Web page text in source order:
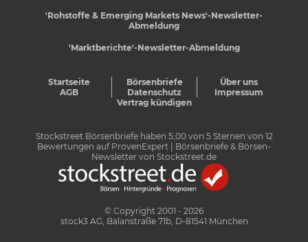
'Rohstoffe & Emerging Markets News'-Newsletter-
Abmeldung
'Marktberichte'-Newsletter-Abmeldung
Startseite Börsenbriefe
Über uns
AGB
Datenschutz
Impressum
Vertrag kündigen
Stockstreet Börsenbriefe haben 5,00von 5Sternen von 12
Bewertungen auf ProvenExpert
| Börsenbriefe & Börsen-
Newsletter von Stockstreet.de
© Copyright 2001 - 2026
stock3 AG, Balanstraße 71b, D-81541 München